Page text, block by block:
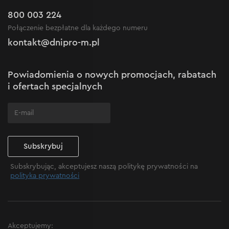
Regulamin sklepu internetowego
Polityka prywatności
Gwarancja i serwis
Reklamacje i skargi
Ustawienia plików cookie
Nowości
800 003 224
Połączenie bezpłatne dla każdego numeru
kontakt@dnipro-m.pl
Powiadomienia o nowych promocjach, rabatach
i ofertach specjalnych
Subskrybuj
Subskrybując, akceptujesz naszą politykę prywatności na
polityka prywatności
Akceptujemy: